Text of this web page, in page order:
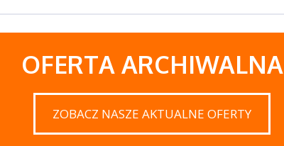
OFERTA ARCHIWALNA
ZOBACZ NASZE AKTUALNE OFERTY